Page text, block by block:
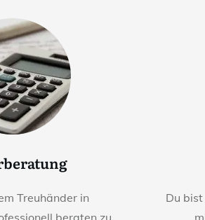
Treuhänder in
beraten zu
Du